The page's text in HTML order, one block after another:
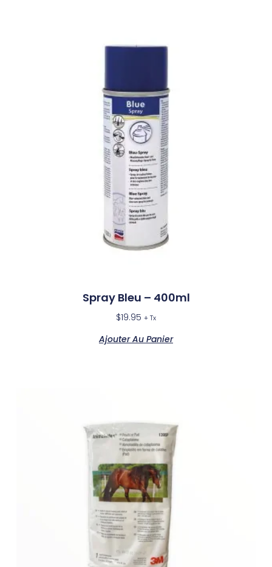
Spray Bleu – 400ml
$19.95 + Tx
Ajouter Au Panier